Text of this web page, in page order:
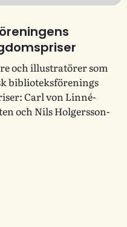
och illustratörer som
biblioteksförenings
Carl von Linné-
och Nils Holgersson-